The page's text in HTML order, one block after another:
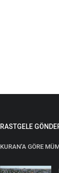
RASTGELE
KURAN'A GÖRE